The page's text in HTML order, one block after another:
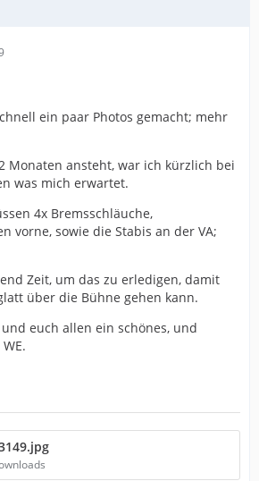
ein paar Photos gemacht; mehr
Monaten ansteht, war ich kürzlich bei
was mich erwartet.
4x Bremsschläuche,
vorne, sowie die Stabis an der VA;
Zeit, um das zu erledigen, damit
über die Bühne gehen kann.
euch allen ein schönes, und